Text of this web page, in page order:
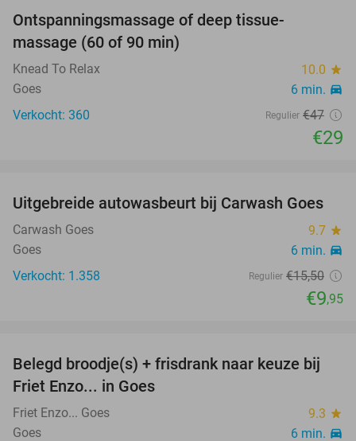
SOLD
OUT
Ontspanningsmassage of deep tissue-
massage (60 of 90 min)
Knead To Relax 10.0 star
Goes 6 min. directions_car
Verkocht: 360 Regulier €47
€29
36%
Uitgebreide autowasbeurt bij Carwash Goes
Carwash Goes 9.7 star
Goes 6 min. directions_car
Verkocht: 1.358 Regulier €15,50
€9,95
44%
Belegd broodje(s) + frisdrank naar keuze bij
Friet Enzo... in Goes
Friet Enzo... Goes 9.3 star
Goes 6 min. directions_car